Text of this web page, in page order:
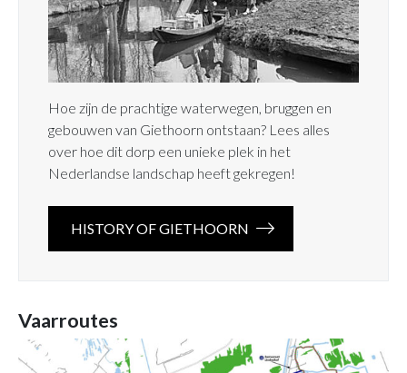
Hoe zijn de prachtige waterwegen, bruggen en
gebouwen van Giethoorn ontstaan? Lees alles
over hoe dit dorp een unieke plek in het
Nederlandse landschap heeft gekregen!
HISTORY OF GIETHOORN
Vaarroutes